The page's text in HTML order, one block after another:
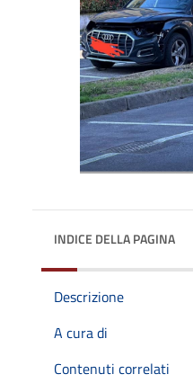
INDICE DELLA PAGINA
Descrizione
A cura di
Contenuti correlati